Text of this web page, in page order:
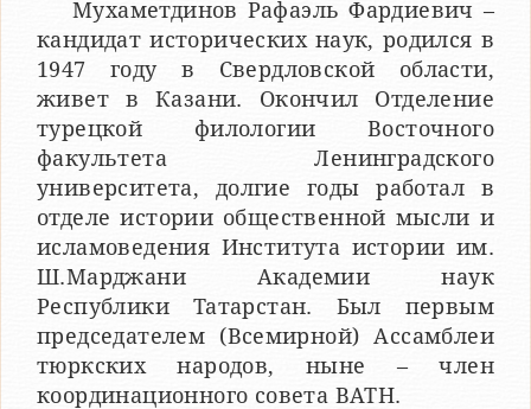
Мухаметдинов Рафаэль Фардиевич –
кандидат исторических наук, родился в
1947 году в Свердловской области,
живет в Казани. Окончил Отделение
турецкой филологии Восточного
факультета Ленинградского
университета, долгие годы работал в
отделе истории общественной мысли и
исламоведения Института истории им.
Ш.Марджани Академии наук
Республики Татарстан. Был первым
председателем (Всемирной) Ассамблеи
тюркских народов, ныне – член
координационного совета ВАТН.